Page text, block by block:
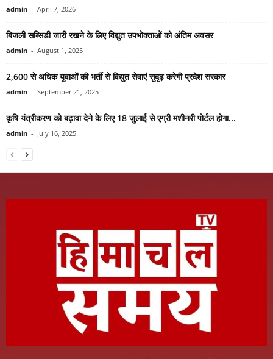
admin - April 7, 2026
बिजली सब्सिडी जारी रखने के लिए विद्युत उपभोक्ताओं को अंतिम अवसर
admin - August 1, 2025
2,600 से अधिक युवाओं की भर्ती से विद्युत सेवाएं सुदृढ़ करेगी प्रदेश सरकार
admin - September 21, 2025
कृषि यंत्रीकरण को बढ़ावा देने के लिए 18 जुलाई से एग्री मशीनरी पोर्टल होगा...
admin - July 16, 2025